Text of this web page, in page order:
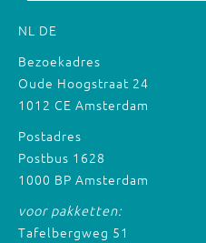
NL DE
Bezoekadres
Oude Hoogstraat 24
1012 CE Amsterdam
Postadres
Postbus 1628
1000 BP Amsterdam
voor pakketten:
Tafelbergweg 51